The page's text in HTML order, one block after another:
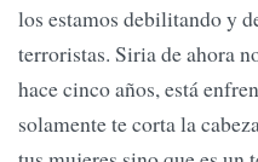
los estamos debilitando y
terroristas. Siria de ahora
hace cinco años, está
solamente te corta la